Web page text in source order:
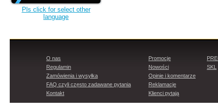
Pls click for select other
language
O nas
Regulamin
Zamówienia i wysyłka
FAQ czyli często zadawane pytania
Kontakt
Promocje
Nowości
Opinie i komentarze
Reklamacje
Klienci pytają
SKL